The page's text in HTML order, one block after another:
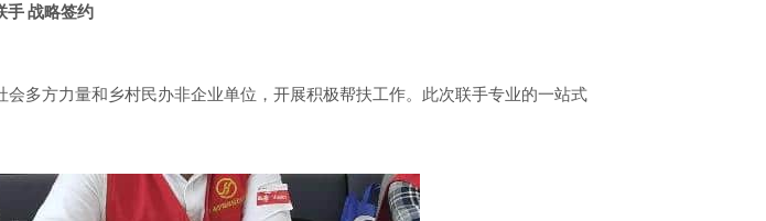
手 战略签约
多方力量和乡村民办非企业单位，开展积极帮扶工作。此次联手专业的一站式